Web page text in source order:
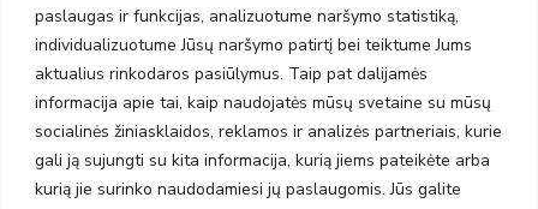
paslaugas ir funkcijas, analizuotume naršymo statistiką,
individualizuotume Jūsų naršymo patirtį bei teiktume Jums
aktualius rinkodaros pasiūlymus. Taip pat dalijamės
informacija apie tai, kaip naudojatės mūsų svetaine su mūsų
socialinės žiniasklaidos, reklamos ir analizės partneriais, kurie
gali ją sujungti su kita informacija, kurią jiems pateikėte arba
kurią jie surinko naudodamiesi jų paslaugomis. Jūs galite
PC Banginis, Klaipėda
NAUJIENLAIŠKIS
Prenumeruokite ir gaukite pasiūlymus, naujienas bei riboto
leidimo kolekcijas.